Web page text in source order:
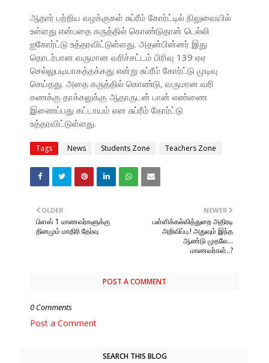
ஆதார் பற்றிய வழக்குகள் சுப்ரீம் கோர்ட்டில் நிலுவையில்
உள்ளது என்பதை கருத்தில் கொண்டுதான் டெல்லி
ஐகோர்ட்டு உத்தரவிட்டுள்ளது. அதன்பின்னர் இது
தொடர்பான வருமான வரிச்சட்டம் பிரிவு 139 ஏஏ
செல்லுபடியாகத்தக்கது என்று சுப்ரீம் கோர்ட்டு முடிவு
செய்தது. அதை கருத்தில் கொண்டு, வருமான வரி
கணக்கு தாக்கலுக்கு ஆதாருடன் பான் எண்ணை
இணைப்பது கட்டாயம் என சுப்ரீம் கோர்ட்டு
உத்தரவிட்டுள்ளது.
Tags News Students Zone Teachers Zone
NEWER
பள்ளிக்கல்வித்துறை அதிரடி
அறிவிப்பு.! அதுவும் இந்த
ஆண்டு முதலே...
மாணவர்கள்..?
OLDER
பிளஸ் 1 மாணவர்களுக்கு
தினமும் மாதிரி தேர்வு
POST A COMMENT
0 Comments
Post a Comment
SEARCH THIS BLOG